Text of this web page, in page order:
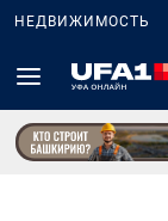
НЕДВИЖИМОСТЬ